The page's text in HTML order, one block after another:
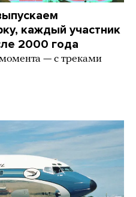
каждый участник
2000 года
— с треками